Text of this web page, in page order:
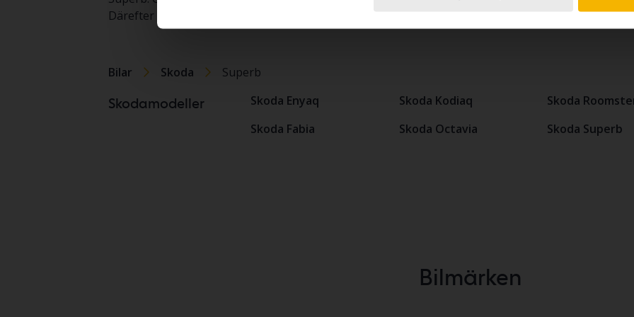
Därefter säljer vi din bil genom vår marknadsplats. Få uppskattat försäljningspris på din
Bilar Skoda Superb
Skodamodeller
Skoda Enyaq
Skoda Fabia
Skoda Kodiaq
Skoda Octavia
Skoda
Skoda Superb
Bilmärken